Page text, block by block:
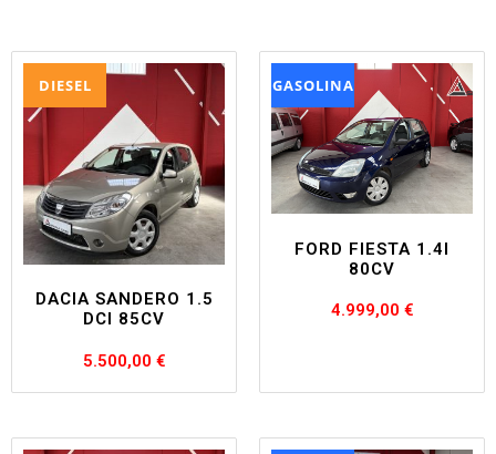
DIESEL
DACIA SANDERO 1.5
DCI 85CV
5.500,00 €
GASOLINA
FORD FIESTA 1.4I
80CV
4.999,00 €